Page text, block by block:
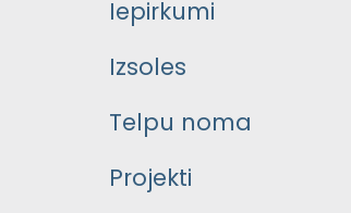
Iepirkumi
Izsoles
Telpu noma
Projekti